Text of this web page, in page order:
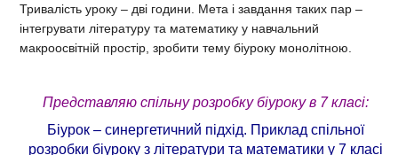
Тривалість уроку – дві години. Мета і завдання таких пар –
інтегрувати літературу та математику у навчальний
макроосвітній простір, зробити тему біуроку монолітною.
Представляю спільну розробку біуроку в 7 класі:
Біурок – синергетичний підхід. Приклад спільної
розробки біуроку з літератури та математики у 7 класі